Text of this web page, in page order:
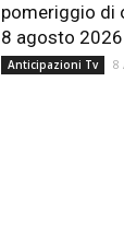
pomeriggio di
8 agosto 2026
Anticipazioni Tv 8